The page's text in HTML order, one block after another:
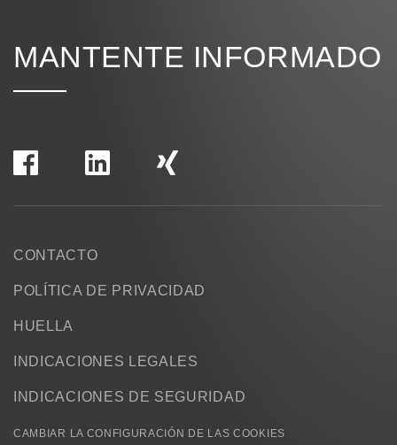
MANTENTE INFORMADO
CONTACTO
POLÍTICA DE PRIVACIDAD
HUELLA
INDICACIONES LEGALES
INDICACIONES DE SEGURIDAD
CAMBIAR LA CONFIGURACIÓN DE LAS COOKIES